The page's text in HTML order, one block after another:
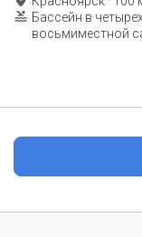
Бассейн в
восьмиместной